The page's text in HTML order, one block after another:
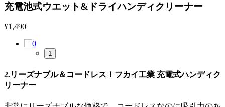
充電池式ウエット&ドライハンディクリーナー
¥1,490
1
2.リーズナブル＆コードレス！フカイ工業 充電式ハンディク
リーナー